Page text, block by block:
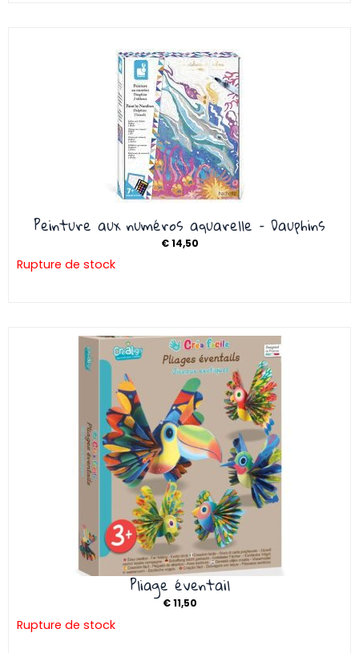
Peinture aux numéros aquarelle – Dauphins
€14,50
Rupture de stock
Pliage éventail
€11,50
Rupture de stock